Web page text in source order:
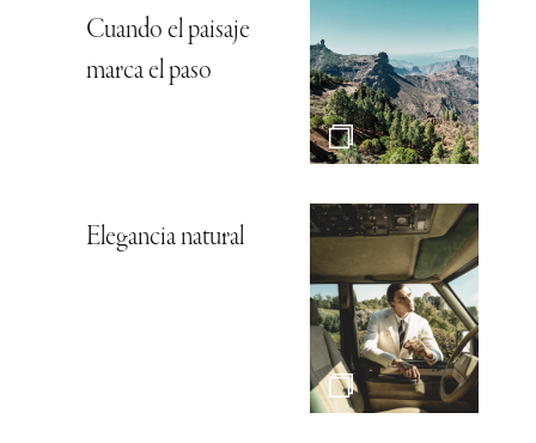
Cuando el paisaje
marca el paso
Elegancia natural